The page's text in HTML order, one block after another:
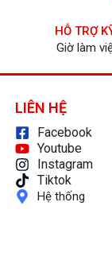
HỖ TRỢ
Giờ làm
LIÊN HỆ
Facebook
Youtube
Instagram
Tiktok
Hệ thống